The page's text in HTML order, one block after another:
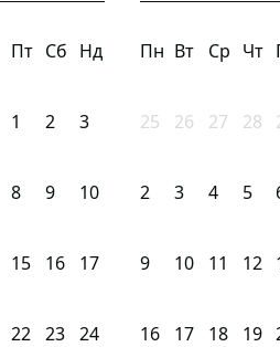
Пт Сб Нд
1 2 3
8 9 10
15 16 17
22 23 24
Пн Вт Ср Чт
25 26 27 28
2 3 4 5
9 10 11 12
16 17 18 19